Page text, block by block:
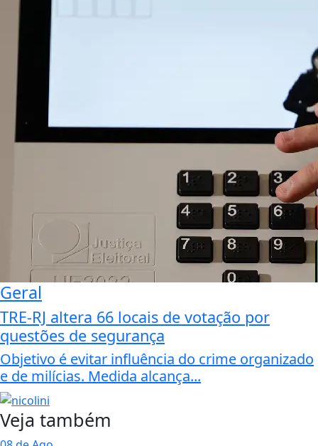
Geral
TRE-RJ altera 66 locais de votação por
questões de segurança
Objetivo é evitar influência do crime organizado
e de milícias. Medida alcança...
Veja também